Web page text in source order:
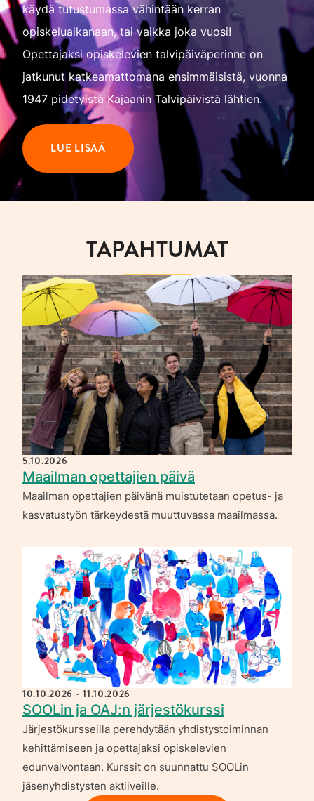
käydä tutustumassa vähintään kerran
opiskeluaikanaan, tai vaikka joka vuosi!
Opettajaksi opiskelevien talvipäiväperinne on
jatkunut katkeamattomana ensimmäisistä, vuonna
1947 pidetyistä Kajaanin Talvipäivistä lähtien.
LUE LISÄÄ
TAPAHTUMAT
5.10.2026
Maailman opettajien päivä
Maailman opettajien päivänä muistutetaan opetus- ja
kasvatustyön tärkeydestä muuttuvassa maailmassa.
10.10.2026 - 11.10.2026
SOOLin ja OAJ:n järjestökurssi
Järjestökursseilla perehdytään yhdistystoiminnan
kehittämiseen ja opettajaksi opiskelevien
edunvalvontaan. Kurssit on suunnattu SOOLin
jäsenyhdistysten aktiiveille.